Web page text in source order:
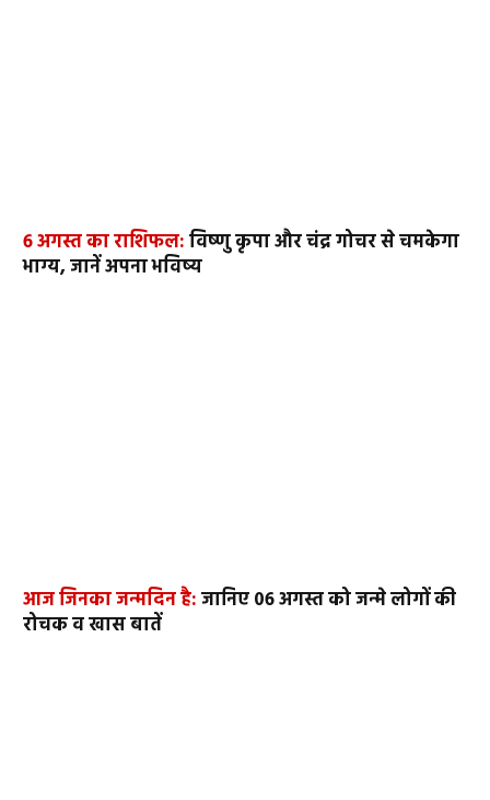
6 अगस्त का राशिफल:विष्णु कृपा और चंद्र गोचर से चमकेगा
भाग्य, जानें अपना भविष्य
आज जिनका जन्मदिन है:जानिए 06 अगस्त को जन्मे लोगों की
रोचक व खास बातें